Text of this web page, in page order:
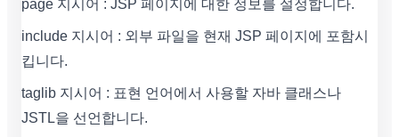
page 지시어 : JSP 페이지에 대한 정보를 설정합니다.
include 지시어 : 외부 파일을 현재 JSP 페이지에 포함시
킵니다.
taglib 지시어 : 표현 언어에서 사용할 자바 클래스나
JSTL을 선언합니다.